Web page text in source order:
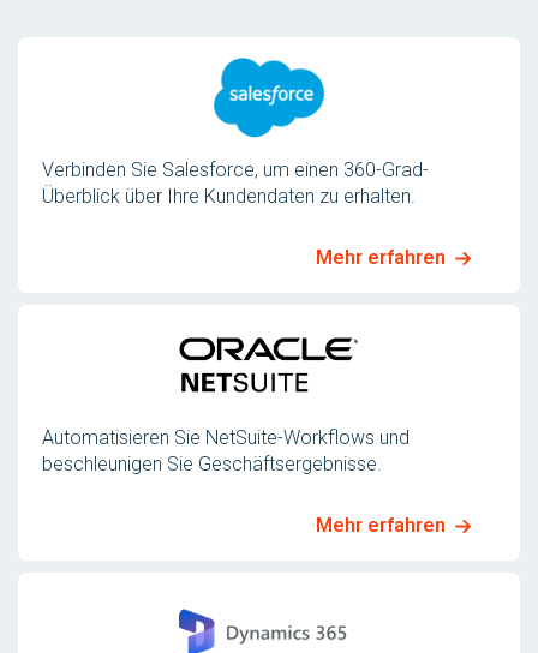
Verbinden Sie Salesforce, um einen 360-Grad-
Überblick über Ihre Kundendaten zu erhalten.
Mehr erfahren
Automatisieren Sie NetSuite-Workflows und
beschleunigen Sie Geschäftsergebnisse.
Mehr erfahren